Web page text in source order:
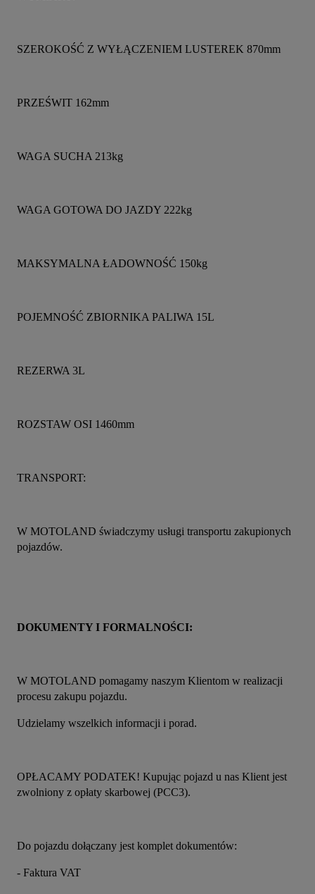
SZEROKOŚĆ Z WYŁĄCZENIEM LUSTEREK 870mm
PRZEŚWIT 162mm
WAGA SUCHA 213kg
WAGA GOTOWA DO JAZDY 222kg
MAKSYMALNA ŁADOWNOŚĆ 150kg
POJEMNOŚĆ ZBIORNIKA PALIWA 15L
REZERWA 3L
ROZSTAW OSI 1460mm
TRANSPORT:
W MOTOLAND świadczymy usługi transportu zakupionych
pojazdów.
DOKUMENTY I FORMALNOŚCI:
W MOTOLAND pomagamy naszym Klientom w realizacji
procesu zakupu pojazdu.
Udzielamy wszelkich informacji i porad.
OPŁACAMY PODATEK! Kupując pojazd u nas Klient jest
zwolniony z opłaty skarbowej (PCC3).
Do pojazdu dołączany jest komplet dokumentów:
- Faktura VAT